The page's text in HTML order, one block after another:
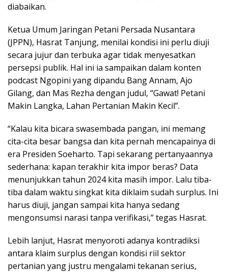
diabaikan.
Ketua Umum Jaringan Petani Persada Nusantara
(JPPN), Hasrat Tanjung, menilai kondisi ini perlu diuji
secara jujur dan terbuka agar tidak menyesatkan
persepsi publik. Hal ini ia sampaikan dalam konten
podcast Ngopini yang dipandu Bang Annam, Ajo
Gilang, dan Mas Rezha dengan judul, “Gawat! Petani
Makin Langka, Lahan Pertanian Makin Kecil”.
“Kalau kita bicara swasembada pangan, ini memang
cita-cita besar bangsa dan kita pernah mencapainya di
era Presiden Soeharto. Tapi sekarang pertanyaannya
sederhana: kapan terakhir kita impor beras? Data
menunjukkan tahun 2024 kita masih impor. Lalu tiba-
tiba dalam waktu singkat kita diklaim sudah surplus. Ini
harus diuji, jangan sampai kita hanya sedang
mengonsumsi narasi tanpa verifikasi,” tegas Hasrat.
Lebih lanjut, Hasrat menyoroti adanya kontradiksi
antara klaim surplus dengan kondisi riil sektor
pertanian yang justru mengalami tekanan serius,